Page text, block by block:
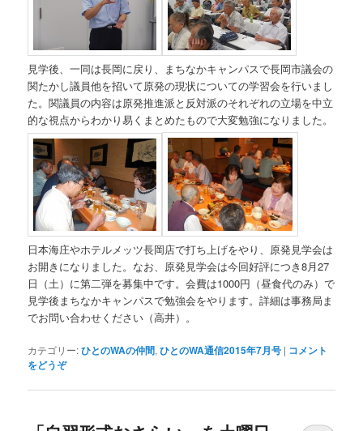
見学後、一同は長岡に戻り、まちなかキャンパスで長岡市議会の
関たかし議員他を招いて原発の現状についての学習会を行いまし
た。関議員の内容は原発推進派と反対派のそれぞれの立場を中立
的な視点からわかり易くまとめたもので大変勉強になりました。
日本海庄やホテルメッツ長岡店で打ち上げをやり、原発見学会は
お開きになりました。なお、原発見学会は今回好評につき8月27
日（土）に第二弾を募集中です。会費は1000円（昼食代のみ）で
見学後まちなかキャンパスで勉強会をやります。詳細は事務局ま
でお問い合わせください（高井）。
カテゴリー:ひとのWAの仲間,ひとのWA通信2015年7月号 | コメント
をどうぞ